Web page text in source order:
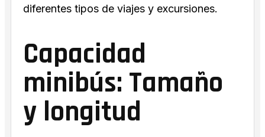
diferentes tipos de viajes y excursiones.
Capacidad
minibús: Tamaño
y longitud